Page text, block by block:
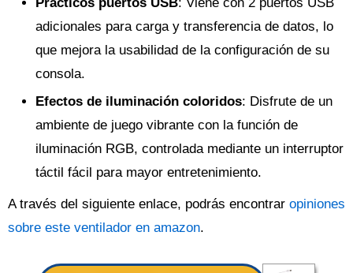
adicionales para carga y transferencia de datos, lo
que mejora la usabilidad de la configuración de su
consola.
Efectos de iluminación coloridos: Disfrute de un
ambiente de juego vibrante con la función de
iluminación RGB, controlada mediante un interruptor
táctil fácil para mayor entretenimiento.
A través del siguiente enlace, podrás encontrar opiniones
sobre este ventilador en amazon.